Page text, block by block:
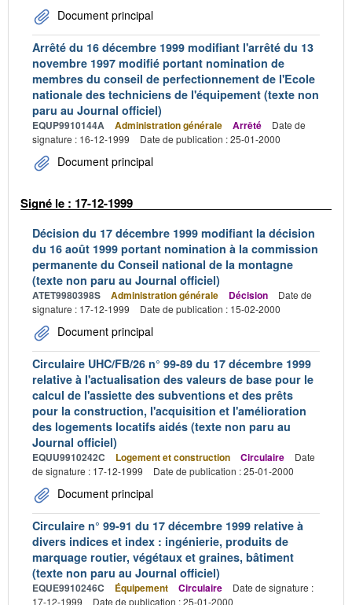
Document principal
Arrêté du 16 décembre 1999 modifiant l'arrêté du 13
novembre 1997 modifié portant nomination de
membres du conseil de perfectionnement de l'Ecole
nationale des techniciens de l'équipement (texte non
paru au Journal officiel)
EQUP9910144A Administration générale Arrêté
Date de
signature : 16-12-1999
Date de publication : 25-01-2000
Document principal
Signé le : 17-12-1999
Décision du 17 décembre 1999 modifiant la décision
du 16 août 1999 portant nomination à la commission
permanente du Conseil national de la montagne
(texte non paru au Journal officiel)
ATET9980398S Administration générale Décision
Date de
signature : 17-12-1999
Date de publication : 15-02-2000
Document principal
Circulaire UHC/FB/26 n° 99-89 du 17 décembre 1999
relative à l'actualisation des valeurs de base pour le
calcul de l'assiette des subventions et des prêts
pour la construction, l'acquisition et l'amélioration
des logements locatifs aidés (texte non paru au
Journal officiel)
EQUU9910242C Logement et construction Circulaire
Date
de signature : 17-12-1999
Date de publication : 25-01-2000
Document principal
Circulaire n° 99-91 du 17 décembre 1999 relative à
divers indices et index : ingénierie, produits de
marquage routier, végétaux et graines, bâtiment
(texte non paru au Journal officiel)
EQUE9910246C Équipement Circulaire
Date de signature :
17-12-1999
Date de publication : 25-01-2000